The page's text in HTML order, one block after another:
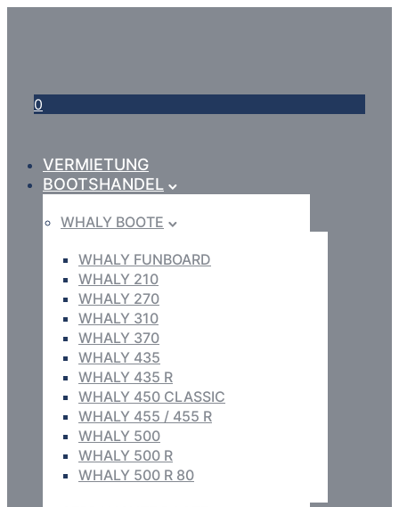
0
VERMIETUNG
BOOTSHANDEL
WHALY BOOTE
WHALY FUNBOARD
WHALY 210
WHALY 270
WHALY 310
WHALY 370
WHALY 435
WHALY 435 R
WHALY 450 CLASSIC
WHALY 455 / 455 R
WHALY 500
WHALY 500 R
WHALY 500 R 80